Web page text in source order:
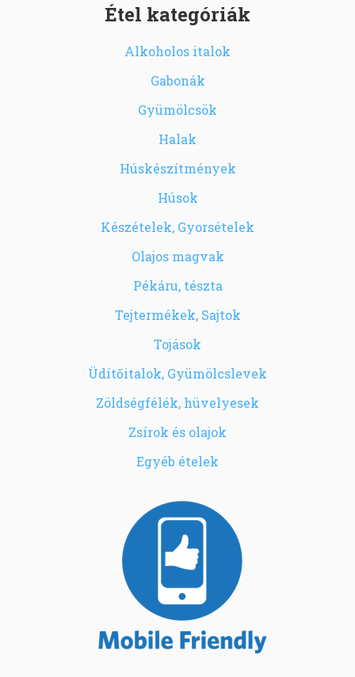
Étel kategóriák
Alkoholos italok
Gabonák
Gyümölcsök
Halak
Húskészítmények
Húsok
Készételek, Gyorsételek
Olajos magvak
Pékáru, tészta
Tejtermékek, Sajtok
Tojások
Üdítőitalok, Gyümölcslevek
Zöldségfélék, hüvelyesek
Zsírok és olajok
Egyéb ételek